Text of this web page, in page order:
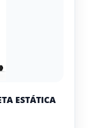
ESTÁTICA